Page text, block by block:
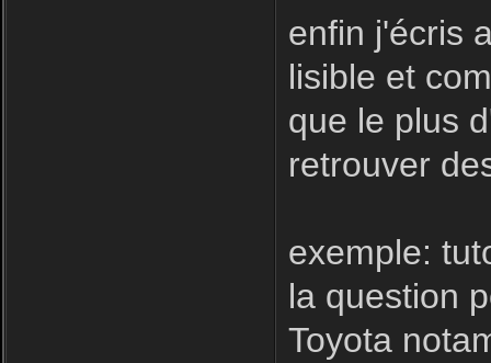
enfin j'écris
lisible et
que le plus
retrouver
exemple:
la question
Toyota